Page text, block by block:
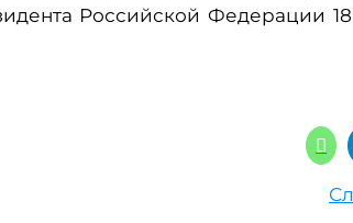
Российской Федерации 18